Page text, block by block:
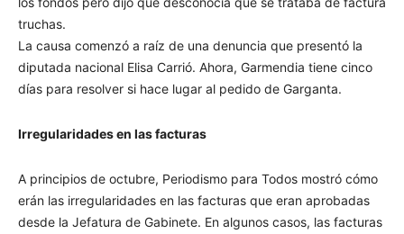
truchas.
La causa comenzó a raíz de una denuncia que presentó la
diputada nacional Elisa Carrió. Ahora, Garmendia tiene cinco
días para resolver si hace lugar al pedido de Garganta.
Irregularidades en las facturas
A principios de octubre, Periodismo para Todos mostró cómo
erán las irregularidades en las facturas que eran aprobadas
desde la Jefatura de Gabinete. En algunos casos, las facturas